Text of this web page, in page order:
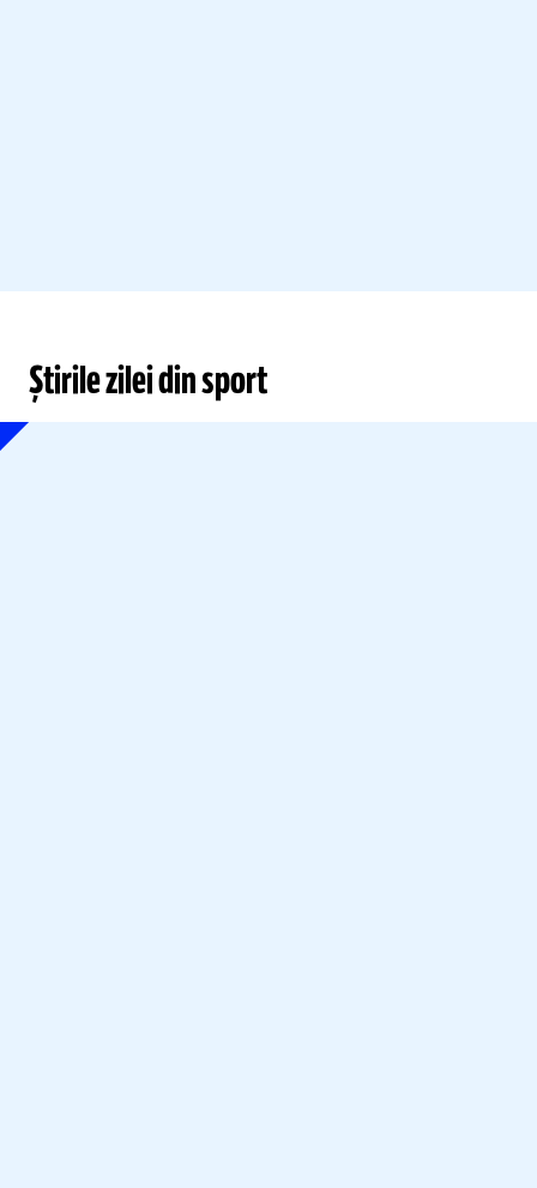
Știrile zilei din sport